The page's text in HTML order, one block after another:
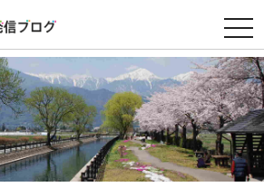
t
o
g
g
l
e
n
a
v
i
g
a